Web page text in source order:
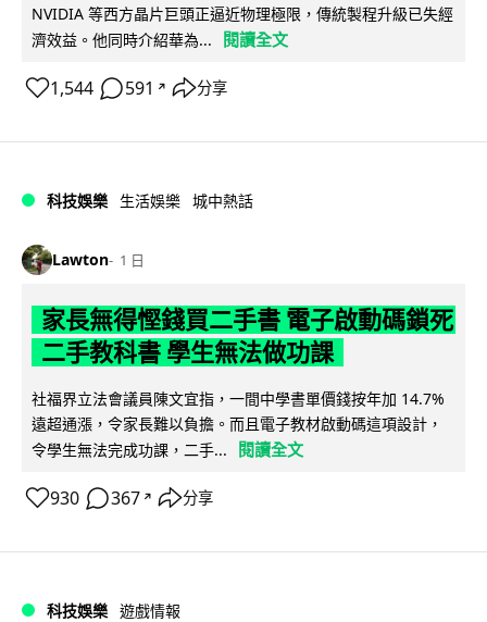
NVIDIA 等西方晶片巨頭正逼近物理極限，傳統製程升級已失經
濟效益。他同時介紹華為...
閱讀全文
1,544 591 ↗ 分享
科技娛樂 生活娛樂 城中熱話
Lawton 1 日
家長無得慳錢買二手書 電子啟動碼鎖死
二手教科書 學生無法做功課
社福界立法會議員陳文宜指，一間中學書單價錢按年加 14.7%
遠超通漲，令家長難以負擔。而且電子教材啟動碼這項設計，
令學生無法完成功課，二手...
閱讀全文
930 367 ↗ 分享
科技娛樂 遊戲情報